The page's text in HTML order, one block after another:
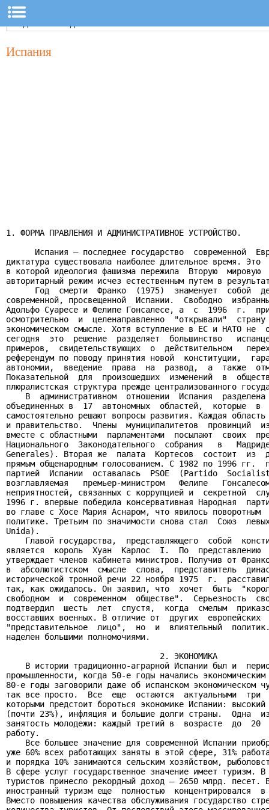
Испания
1. ФОРМА ПРАВЛЕНИЯ И АДМИНИСТРАТИВНОЕ УСТРОЙСТВО.
Испания — последнее государство  современной
диктатура существовала наиболее длительное время.
в которой идеология фашизма пережила  Вторую
авторитарный режим исчез естественным путем в
Год  смерти  Франко  (1975)  знаменует  собой
современной, просвещенной  Испании.  Свободно
Адольфо Суаресе и Фелипе Гонсалесе, а  с  1996  г.
осмотрительно  и  целенаправленно  "открывали"
экономическом смысле. Хотя вступление в ЕС и НАТО не
сегодня  это  решение  разделяет  большинство
примеров,  свидетельствующих  о  действительном
референдум по поводу принятия новой  конституции,
автономии,  введение  права  на  развод,  а  также
Показательной  для  произошедших  изменений  в
плюралистская структура прежде централизованного
В  административном  отношении  Испания
объединенных в  17  автономных  областей,  которые  в
самостоятельно решают вопросы развития. Каждая
и правительство.  Члены  муниципалитетов  провинций
вместе с областными  парламентами  посылают  своих
Национального  Законодательного  собрания   в
Generales). Вторая же  палата  Кортесов  состоит  из
прямым общенародным голосованием. С 1982 по 1996 гг.
партией  Испании  оставалась  PSOE  (Partido
возглавляемая   премьер-министром   Фелипе
неприятностей, связанных с коррупцией и  секретной
1996 г. впервые победила консервативная Народная
во главе с Хосе Мария Аснаром, что явилось поворотным
политике. Третьим по значимости снова стал  Союз
Unida).
Главой государства,  представляющего  собой
является  король  Хуан  Карлос  I.  По  представлению
утверждает членов кабинета министров. Получив от
в  абсолютистском  смысле  слова,  представитель
исторической тронной речи 22 ноября 1975  г.
так, как ожидалось. Он заявил, что  хочет  быть
свободном  и  современном  обществе".  Серьезность
подтвердил  шесть  лет  спустя,  когда  смелым
восставших военных. В отличие от  других
"представительное  лицо",  но  и  влиятельный
наделен большими полномочиями.
                                2. ЭКОНОМИКА
В истории традиционно-аграрной Испании был и
промышленности, когда 50-е годы начались
80-е годы заговорили даже об испанском экономическом
так все просто.  Все  еще  остаются  актуальными  три
которыми предстоит бороться экономике Испании:
(почти 23%), инфляция и большие долги страны.  Одна
занятость молодежи: каждый третий в  возрасте  до
работу.
Все большее значение для современной Испании
уже 60% всех работающих заняты в этой сфере, 31%
и порядка 10% занимаются сельским хозяйством,
В сфере услуг государственное значение имеет туризм.
туристов принесло рекордный доход — 2650 млрд.
иностранный туризм еще  полностью  концентрировался
Вместо повышения качества обслуживания государство